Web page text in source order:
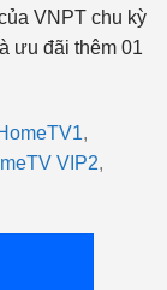
VNPT chu kỳ
ưu đãi thêm 01
,
VIP2,